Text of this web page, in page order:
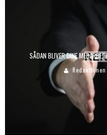
SÅDAN BLIVER DINE
Redaktionen